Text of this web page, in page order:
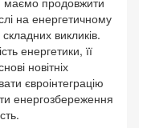
на енергетичному
викликів.
енергетики, її
новітніх
євроінтеграцію
енергозбереження